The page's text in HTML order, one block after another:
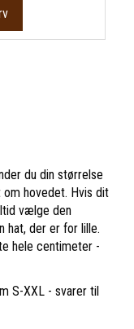
du din størrelse
om hovedet. Hvis dit
vælge den
hat, der er for lille.
hele centimeter -
S-XXL - svarer til